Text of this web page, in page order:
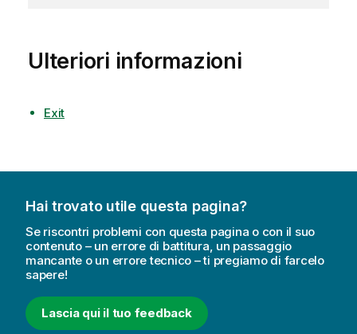
Ulteriori informazioni
Exit
Hai trovato utile questa pagina?
Se riscontri problemi con questa pagina o con il suo
contenuto – un errore di battitura, un passaggio
mancante o un errore tecnico – ti pregiamo di farcelo
sapere!
Lascia qui il tuo feedback